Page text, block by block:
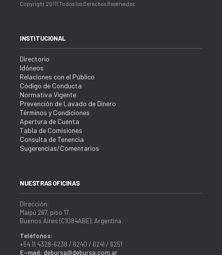
Copyright 2011 | Todos los Derechos Reservados
INSTITUCIONAL
Directorio
Idóneos
Relaciones con el Público
Código de Conducta
Normativa Vigente
Prevención de Lavado de Dinero
Términos y Condiciones
Apertura de Cuenta
Tabla de Comisiones
Consulta de Tenencia
Sugerencias/Comentarios
NUESTRAS OFICINAS
Dirección:
Maipú 267, piso 17.
Buenos Aires (C1084ABE), Argentina.
Teléfonos:
+54 11 4328-6238 / 6240 / 6241 / 6251
E-mail: debursa@debursa.com.ar